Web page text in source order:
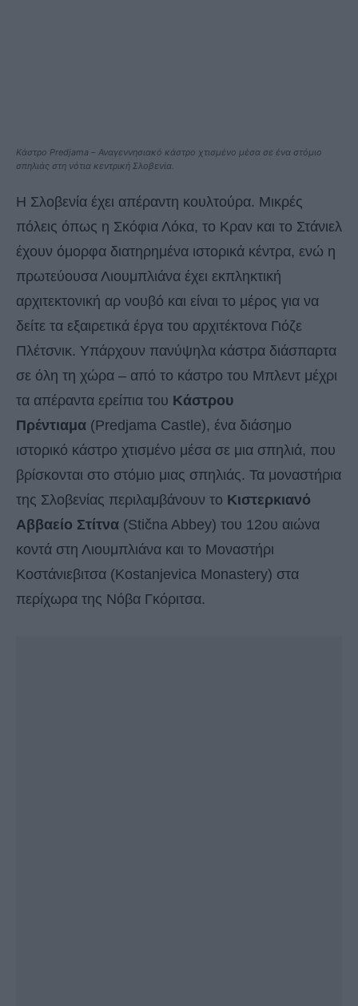
Κάστρο Predjama – Αναγεννησιακό κάστρο χτισμένο μέσα σε ένα στόμιο
σπηλιάς στη νότια κεντρική Σλοβενία.
Η Σλοβενία ​​έχει απέραντη κουλτούρα. Μικρές
πόλεις όπως η Σκόφια Λόκα, το Κραν και το Στάνιελ
έχουν όμορφα διατηρημένα ιστορικά κέντρα, ενώ η
πρωτεύουσα Λιουμπλιάνα έχει εκπληκτική
αρχιτεκτονική αρ νουβό και είναι το μέρος για να
δείτε τα εξαιρετικά έργα του αρχιτέκτονα Γιόζε
Πλέτσνικ. Υπάρχουν πανύψηλα κάστρα διάσπαρτα
σε όλη τη χώρα – από το κάστρο του Μπλεντ μέχρι
τα απέραντα ερείπια του Κάστρου
Πρέντιαμα (Predjama Castle), ένα διάσημο
ιστορικό κάστρο χτισμένο μέσα σε μια σπηλιά, που
βρίσκονται στο στόμιο μιας σπηλιάς. Τα μοναστήρια
της Σλοβενίας περιλαμβάνουν το Κιστερκιανό
Αββαείο Στίτνα (Stična Abbey) του 12ου αιώνα
κοντά στη Λιουμπλιάνα και το Μοναστήρι
Κοστάνιεβιτσα (Kostanjevica Monastery) στα
περίχωρα της Νόβα Γκόριτσα.